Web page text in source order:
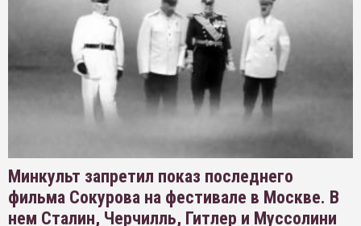
Минкульт запретил показ последнего
фильма Сокурова на фестивале в Москве. В
нем Сталин, Черчилль, Гитлер и Муссолини